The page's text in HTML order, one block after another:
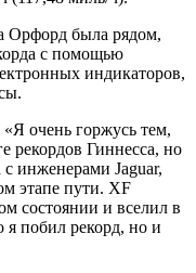
Орфорд была рядом,
с помощью
индикаторов,
очень горжусь тем,
рекордов Гиннесса, но
с инженерами Jaguar,
этапе пути. XF
состоянии и вселил в
я побил рекорд, но и